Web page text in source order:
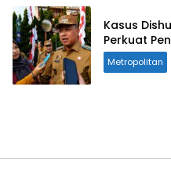
Kasus
Perkuat
Metropolitan